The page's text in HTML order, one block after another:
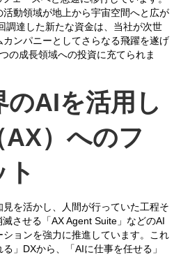
活動領域が地上から宇宙空間へと広が
調達した新たな資金は、当社が次世
ンパニーとしてさらなる飛躍を遂げ
の成長領域への投資に充てられま
のAIを活用し
AX）へのフ
を活かし、人間が行っていた工程そ
させる「AX Agent Suite」などのAI
ョンを強力に推進しています。これ
」DXから、「AIに仕事を任せる」